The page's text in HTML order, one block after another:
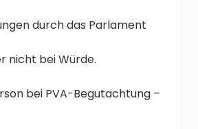
durch das Parlament
nicht bei Würde.
bei PVA-Begutachtung –